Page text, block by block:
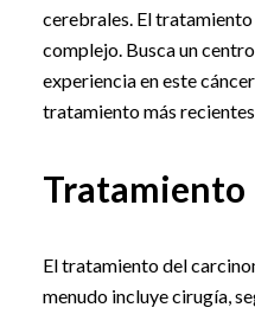
cerebrales. El
complejo. Busca un
experiencia en este
tratamiento más
Tratamiento
El tratamiento del
menudo incluye cirugía,